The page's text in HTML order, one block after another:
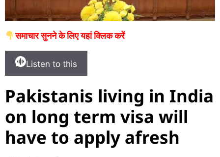
समाचार सुनने के लिए यहां क्लिक करें
Listen to this
Pakistanis living in India
on long term visa will
have to apply afresh